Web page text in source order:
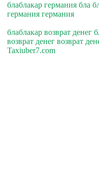
блаблакар германия бла
германия германия
блаблакар возврат денег
возврат денег возврат
Taxiuber7.com